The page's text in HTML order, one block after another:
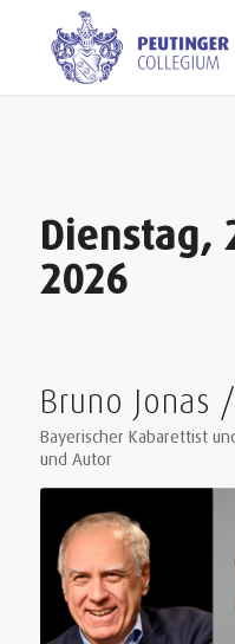
Dienstag,
2026
Bruno Jonas
Bayerischer Kabarettist
und Autor